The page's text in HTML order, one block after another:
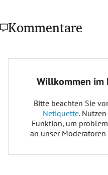
Kommentare